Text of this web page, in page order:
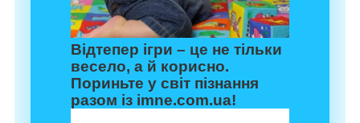
Відтепер ігри – це не тільки
весело, а й корисно.
Пориньте у світ пізнання
разом із imne.com.ua!